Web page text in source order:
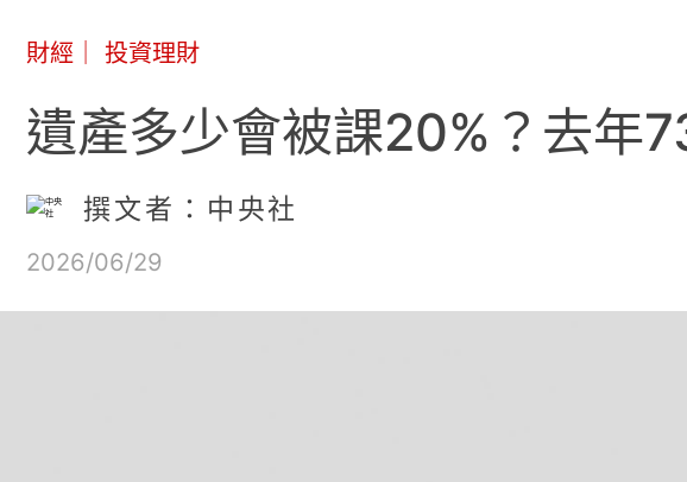
財經 投資理財
遺產多少會被課20%？去年
撰文者：中央社
2026/06/29